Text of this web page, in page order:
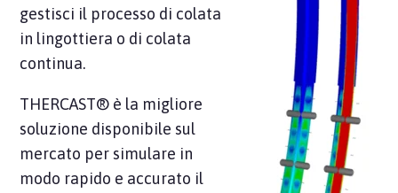
gestisci il processo di colata
in lingottiera o di colata
continua.
THERCAST® è la migliore
soluzione disponibile sul
mercato per simulare in
modo rapido e accurato il